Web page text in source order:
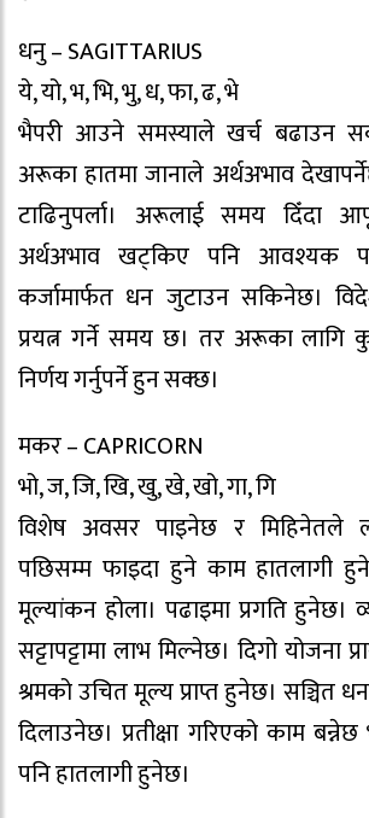
धनु – SAGITTARIUS
ये, यो, भ, भि, भु, ध, फा, ढ, भे
भैपरी आउने समस्याले खर्च बढाउन
अरूका हातमा जानाले अर्थअभाव
टाढिनुपर्ला। अरूलाई समय दिँदा
अर्थअभाव खट्किए पनि आवश्यक
कर्जामार्फत धन जुटाउन सकिनेछ।
प्रयत्न गर्ने समय छ। तर अरूका लागि
निर्णय गर्नुपर्ने हुन सक्छ।
मकर – CAPRICORN
भो, ज, जि, खि, खु, खे, खो, गा, गि
विशेष अवसर पाइनेछ र मिहिनेतले
पछिसम्म फाइदा हुने काम हातलागी
मूल्यांकन होला। पढाइमा प्रगति हुनेछ।
सट्टापट्टामा लाभ मिल्नेछ। दिगो योजना
श्रमको उचित मूल्य प्राप्त हुनेछ। सञ्चित
दिलाउनेछ। प्रतीक्षा गरिएको काम
पनि हातलागी हुनेछ।